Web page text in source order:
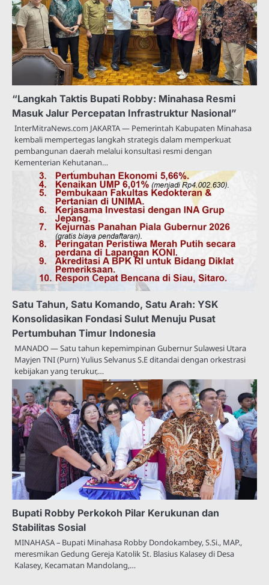
“Langkah Taktis Bupati Robby: Minahasa Resmi
Masuk Jalur Percepatan Infrastruktur Nasional”
InterMitraNews.com JAKARTA — Pemerintah Kabupaten Minahasa
kembali mempertegas langkah strategis dalam memperkuat
pembangunan daerah melalui konsultasi resmi dengan
Kementerian Kehutanan…
Satu Tahun, Satu Komando, Satu Arah: YSK
Konsolidasikan Fondasi Sulut Menuju Pusat
Pertumbuhan Timur Indonesia
MANADO — Satu tahun kepemimpinan Gubernur Sulawesi Utara
Mayjen TNI (Purn) Yulius Selvanus S.E ditandai dengan orkestrasi
kebijakan yang terukur,…
Bupati Robby Perkokoh Pilar Kerukunan dan
Stabilitas Sosial
MINAHASA – Bupati Minahasa Robby Dondokambey, S.Si., MAP.,
meresmikan Gedung Gereja Katolik St. Blasius Kalasey di Desa
Kalasey, Kecamatan Mandolang,…